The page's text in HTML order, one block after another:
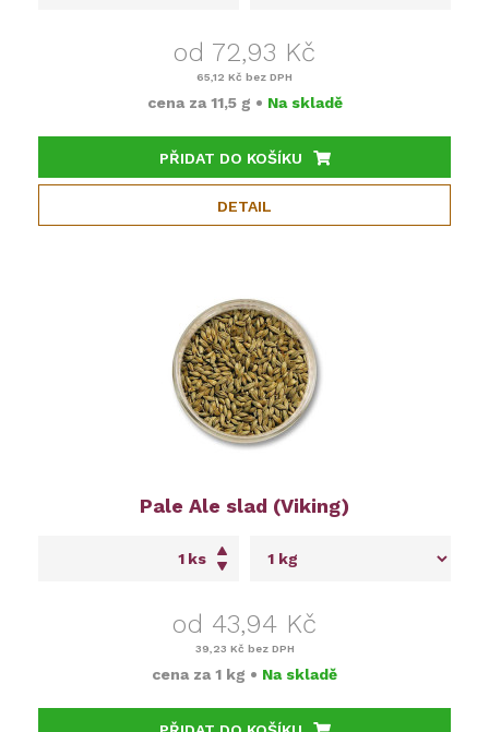
od 72,93 Kč
65,12 Kč bez DPH
cena za 11,5 g • Na skladě
PŘIDAT DO KOŠÍKU
DETAIL
Pale Ale slad (Viking)
ks
od 43,94 Kč
39,23 Kč bez DPH
cena za 1 kg • Na skladě